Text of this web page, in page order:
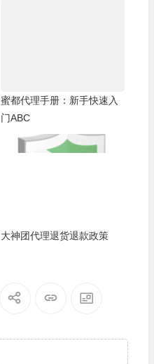
蜜都代理手册：新手快速入
门ABC
大神团代理退货退款政策